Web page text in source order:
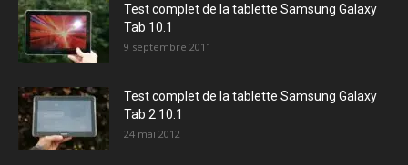
Test complet de la tablette Samsung Galaxy
Tab 10.1
9 septembre 2011
Test complet de la tablette Samsung Galaxy
Tab 2 10.1
24 mai 2012